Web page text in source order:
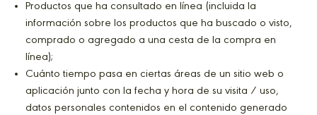
Productos que ha consultado en línea (incluida la
información sobre los productos que ha buscado o visto,
comprado o agregado a una cesta de la compra en
línea);
Cuánto tiempo pasa en ciertas áreas de un sitio web o
aplicación junto con la fecha y hora de su visita / uso,
datos personales contenidos en el contenido generado